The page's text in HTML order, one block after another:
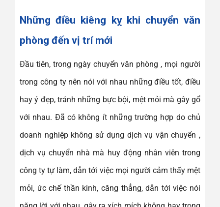
Những điều kiêng kỵ khi chuyển văn
phòng đến vị trí mới
Đầu tiên, trong ngày chuyển văn phòng , mọi người
trong công ty nên nói với nhau những điều tốt, điều
hay ý đẹp, tránh những bực bội, mệt mỏi mà gây gổ
với nhau. Đã có không ít những trường hợp do chủ
doanh nghiệp không sử dụng dịch vụ vận chuyển ,
dịch vụ chuyển nhà mà huy động nhân viên trong
công ty tự làm, dẫn tới việc mọi người cảm thấy mệt
mỏi, ức chế thần kinh, căng thẳng, dẫn tới việc nói